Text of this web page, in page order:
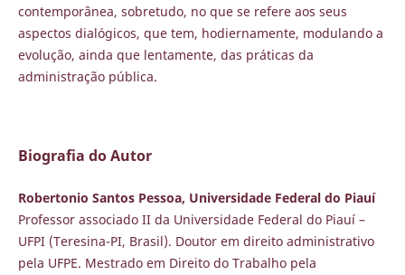
contemporânea, sobretudo, no que se refere aos seus
aspectos dialógicos, que tem, hodiernamente, modulando a
evolução, ainda que lentamente, das práticas da
administração pública.
Biografia do Autor
Robertonio Santos Pessoa, Universidade Federal do Piauí
Professor associado II da Universidade Federal do Piauí –
UFPI (Teresina-PI, Brasil). Doutor em direito administrativo
pela UFPE. Mestrado em Direito do Trabalho pela